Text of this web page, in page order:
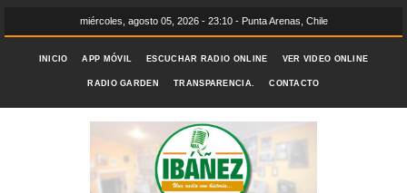
miércoles, agosto 05, 2026 - 23:10 - Punta Arenas, Chile
INICIO APP MÓVIL ESCUCHAR RADIO ONLINE VER VIDEO ONLINE
RADIO GARDEN TRANSPARENCIA. CONTACTO